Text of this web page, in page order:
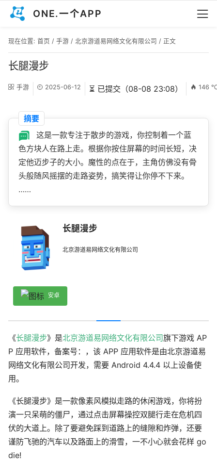
ONE.一个APP
现在位置: 首页 / 手游 / 北京游道易网络文化有限公司 / 正文
长腿漫步
手游 2025-06-12 ⏳ 已提交（08-08 23:08） 146
摘要
这是一款专注于散步的游戏，你控制着一个蓝
色方块人在路上走。根据你按住屏幕的时间长短，决
定他迈步子的大小。魔性的点在于，主角仿佛没有骨
头般随风摇摆的走路姿势，搞笑得让你停不下来。
……
长腿漫步
北京游道易网络文化有限公司
安卓
《长腿漫步》是北京游道易网络文化有限公司旗下游戏 AP
P 应用软件，备案号：，该 APP 应用软件是由北京游道易
网络文化有限公司开发，需要 Android 4.4.4 以上设备使
用。
《长腿漫步》是一款像素风模拟走路的休闲游戏，你将扮
演一只呆萌的僵尸，通过点击屏幕操控双腿行走在危机四
伏的大道上。除了要避免踩到道路上的缝隙和炸弹，还要
谨防飞驰的汽车以及路面上的滑雪，一不小心就会花样 go
die!